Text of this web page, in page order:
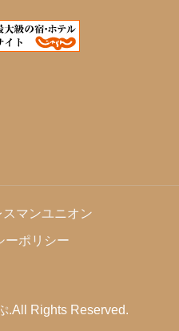
スマンユニオン
ーポリシー
.All Rights Reserved.